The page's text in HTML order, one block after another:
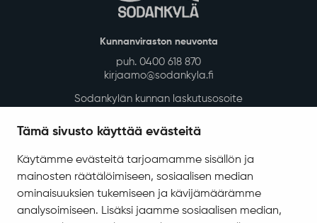
Tämä sivusto käyttää evästeitä
Käytämme evästeitä tarjoamamme sisällön ja
mainosten räätälöimiseen, sosiaalisen median
ominaisuuksien tukemiseen ja kävijämäärämme
analysoimiseen. Lisäksi jaamme sosiaalisen median,
Kunnanviraston neuvonta
puh. 0400 618 870
kirjaamo@sodankyla.fi
Sodankylän kunnan laskutusosoite
Asiakirjajulkisuuskuvaus
Evästeiden hallinta